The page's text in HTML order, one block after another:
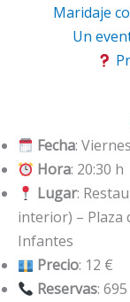
Maridaje
Un
Fecha:
Hora: 20:30 h
Lugar:
interior) – Plaza
Infantes
Precio: 12 €
Reservas: